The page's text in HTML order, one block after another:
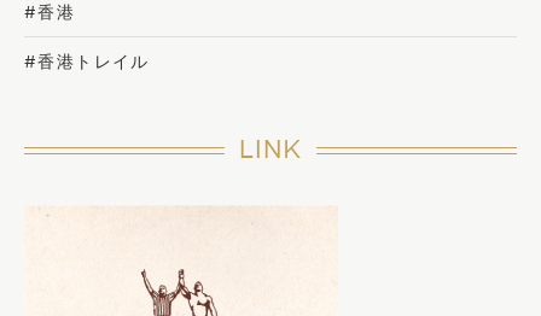
#香港
#香港トレイル
LINK